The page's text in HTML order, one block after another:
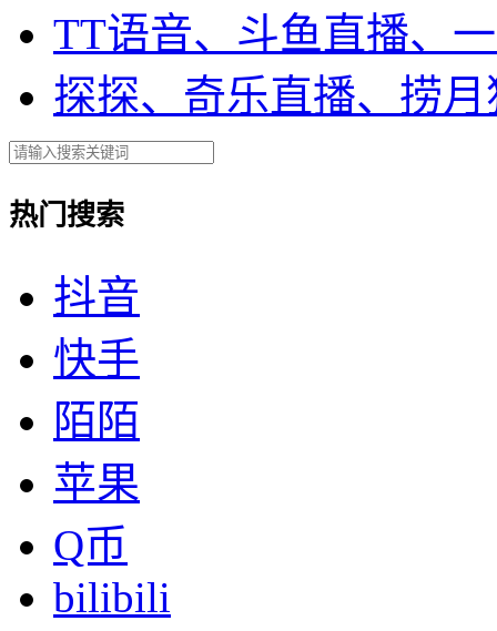
TT语音、斗鱼直播、
探探、奇乐直播、捞月
热门搜索
抖音
快手
陌陌
苹果
Q币
bilibili